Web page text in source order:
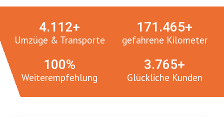
Umzüge & Transporte
4.112+
gefahrene Kilometer
171.465+
Weiterempfehlung
100%
Glückliche Kunden
3.765+